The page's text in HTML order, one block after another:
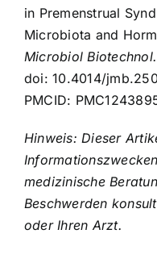
in Premenstrual
Microbiota and
Microbiol Biotechnol.
doi:10.4014/
PMCID:
Hinweis: Dieser
medizinische
Beschwerden
oder Ihren Arzt.